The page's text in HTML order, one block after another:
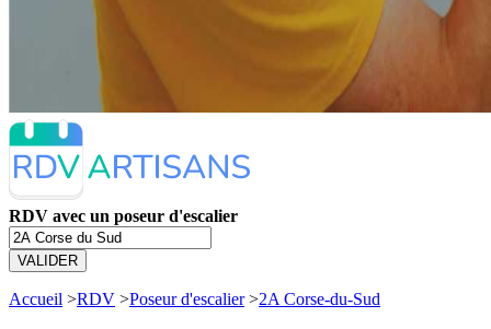
RDV avec un poseur d'escalier
VALIDER
Accueil >RDV >Poseur d'escalier>2A Corse-du-Sud